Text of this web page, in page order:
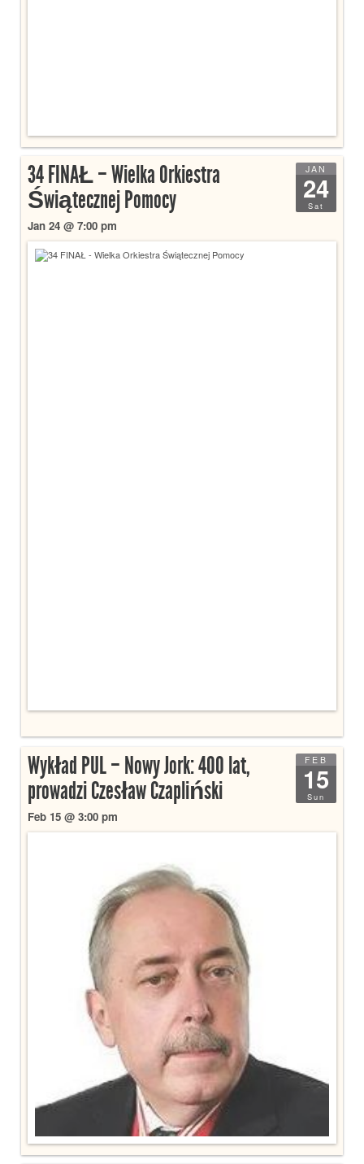
JAN
24
Sat
34 FINAŁ – Wielka Orkiestra
Świątecznej Pomocy
Jan 24 @ 7:00 pm
FEB
15
Sun
Wykład PUL – Nowy Jork: 400 lat,
prowadzi Czesław Czapliński
Feb 15 @ 3:00 pm